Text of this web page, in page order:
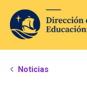
Noticias